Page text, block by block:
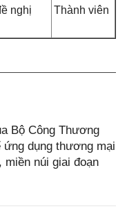
nghị
Thành viên
Bộ Công Thương
ứng dụng thương mại
núi giai đoạn